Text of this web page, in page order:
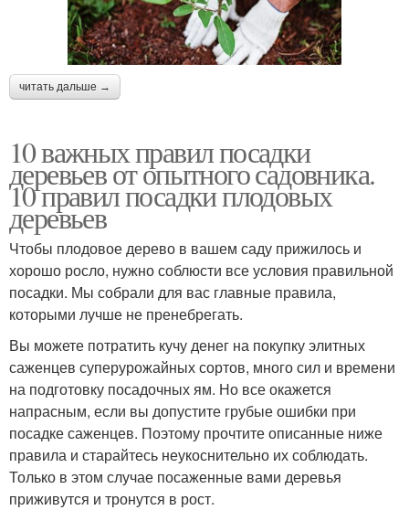
читать дальше →
10 важных правил посадки
деревьев от опытного садовника.
10 правил посадки плодовых
деревьев
Чтобы плодовое дерево в вашем саду прижилось и
хорошо росло, нужно соблюсти все условия правильной
посадки. Мы собрали для вас главные правила,
которыми лучше не пренебрегать.
Вы можете потратить кучу денег на покупку элитных
саженцев суперурожайных сортов, много сил и времени
на подготовку посадочных ям. Но все окажется
напрасным, если вы допустите грубые ошибки при
посадке саженцев. Поэтому прочтите описанные ниже
правила и старайтесь неукоснительно их соблюдать.
Только в этом случае посаженные вами деревья
приживутся и тронутся в рост.